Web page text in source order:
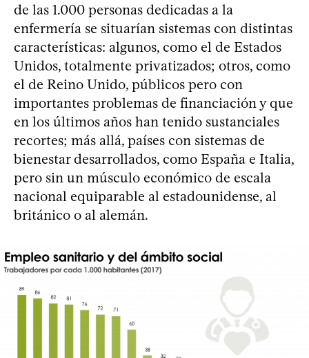
de las 1.000 personas dedicadas a la
enfermería se situarían sistemas con distintas
características: algunos, como el de Estados
Unidos, totalmente privatizados; otros, como
el de Reino Unido, públicos pero con
importantes problemas de financiación y que
en los últimos años han tenido sustanciales
recortes; más allá, países con sistemas de
bienestar desarrollados, como España e Italia,
pero sin un músculo económico de escala
nacional equiparable al estadounidense, al
británico o al alemán.